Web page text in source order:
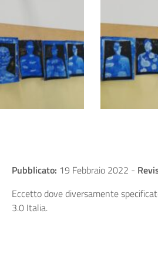
Pubblicato: 19 Febbraio 2022 -
Eccetto dove diversamente
3.0 Italia.